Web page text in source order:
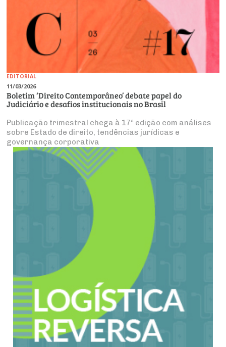
EDITORIAL
11/03/2026
Boletim ‘Direito Contemporâneo’ debate papel do
Judiciário e desafios institucionais no Brasil
Publicação trimestral chega à 17ª edição com análises
sobre Estado de direito, tendências jurídicas e
governança corporativa